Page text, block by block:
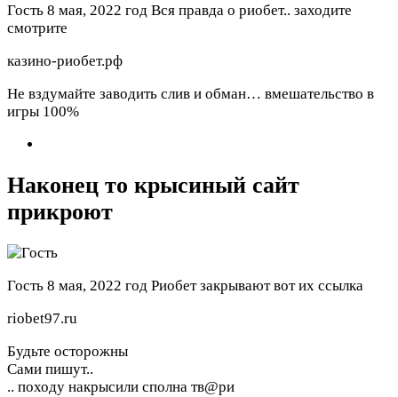
Гость 8 мая, 2022 год Вся правда о риобет.. заходите
смотрите
казино-риобет.рф
Не вздумайте заводить слив и обман… вмешательство в
игры 100%
Наконец то крысиный сайт
прикроют
Гость 8 мая, 2022 год Риобет закрывают вот их ссылка
riobet97.ru
Будьте осторожны
Сами пишут..
.. походу накрысили сполна тв@ри